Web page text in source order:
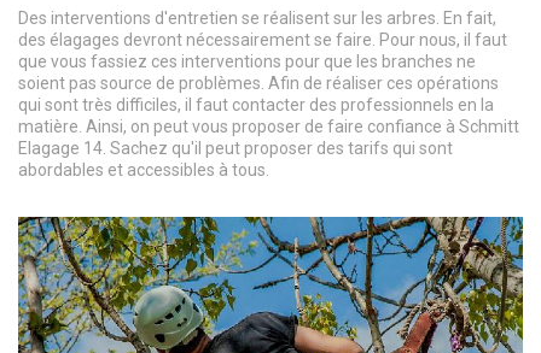
Des interventions d'entretien se réalisent sur les arbres. En fait,
des élagages devront nécessairement se faire. Pour nous, il faut
que vous fassiez ces interventions pour que les branches ne
soient pas source de problèmes. Afin de réaliser ces opérations
qui sont très difficiles, il faut contacter des professionnels en la
matière. Ainsi, on peut vous proposer de faire confiance à Schmitt
Elagage 14. Sachez qu'il peut proposer des tarifs qui sont
abordables et accessibles à tous.